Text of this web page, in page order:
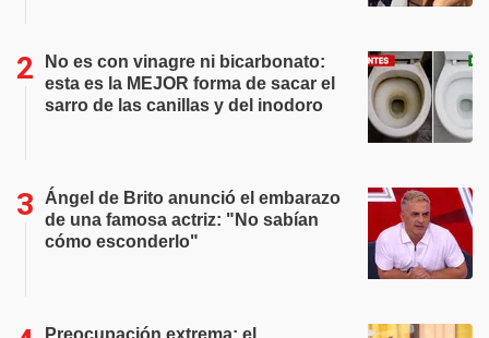
No es con vinagre ni bicarbonato:
esta es la MEJOR forma de sacar el
sarro de las canillas y del inodoro
Ángel de Brito anunció el embarazo
de una famosa actriz: "No sabían
cómo esconderlo"
Preocupación extrema: el